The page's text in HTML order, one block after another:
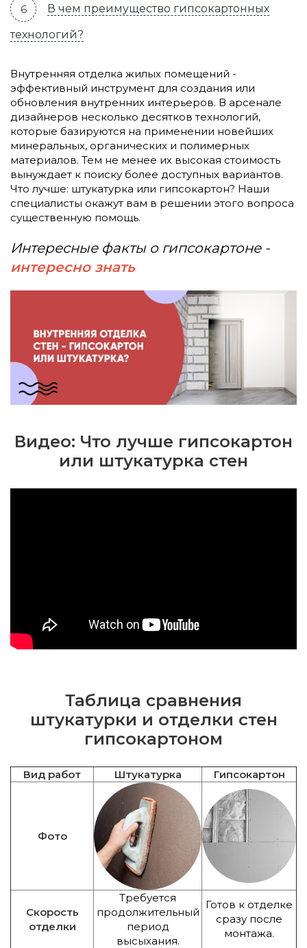
В чем преимущество гипсокартонных
технологий?
Внутренняя отделка жилых помещений -
эффективный инструмент для создания или
обновления внутренних интерьеров. В арсенале
дизайнеров несколько десятков технологий,
которые базируются на применении новейших
минеральных, органических и полимерных
материалов. Тем не менее их высокая стоимость
вынуждает к поиску более доступных вариантов.
Что лучше: штукатурка или гипсокартон? Наши
специалисты окажут вам в решении этого вопроса
существенную помощь.
Интересные факты о гипсокартоне -
интересно знать
Видео: Что лучше гипсокартон
или штукатурка стен
Таблица сравнения
штукатурки и отделки стен
гипсокартоном
Вид работ Штукатурка Гипсокартон
Фото
Скорость
отделки
Требуется
продолжительный
период
высыхания.
Готов к отделке
сразу после
монтажа.